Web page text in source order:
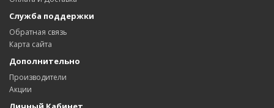
Служба поддержки
Обратная связь
Карта сайта
Дополнительно
Производители
Акции